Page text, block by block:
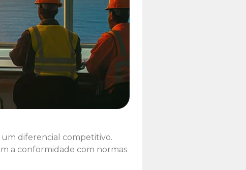
diferencial competitivo.
a conformidade com normas